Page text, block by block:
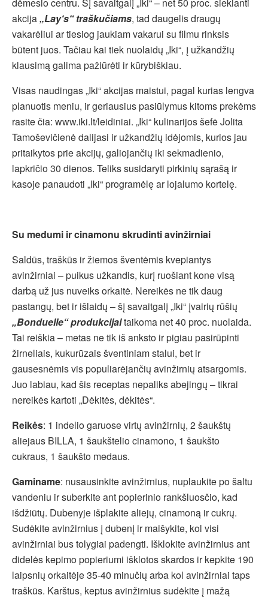
akcija„Lay‘s“ traškučiams, tad daugelis draugų
vakarėliui ar tiesiog jaukiam vakarui su filmu rinksis
būtent juos. Tačiau kai tiek nuolaidų „Iki“, į užkandžių
klausimą galima pažiūrėti ir kūrybiškiau.
Visas naudingas „Iki“ akcijas maistui, pagal kurias lengva
planuotis meniu, ir geriausius pasiūlymus kitoms prekėms
rasite čia: www.iki.lt/leidiniai. „Iki“ kulinarijos šefė Jolita
Tamoševičienė dalijasi ir užkandžių idėjomis, kurios jau
pritaikytos prie akcijų, galiojančių iki sekmadienio,
lapkričio 30 dienos. Teliks susidaryti pirkinių sąrašą ir
kasoje panaudoti „Iki“ programėlę ar lojalumo kortelę.
Su medumi ir cinamonu skrudinti avinžirniai
Saldūs, traškūs ir žiemos šventėmis kvepiantys
avinžirniai – puikus užkandis, kurį ruošiant kone visą
darbą už jus nuveiks orkaitė. Nereikės ne tik daug
pastangų, bet ir išlaidų – šį savaitgalį „Iki“ įvairių rūšių
„Bonduelle“ produkcijaitaikoma net 40 proc. nuolaida.
Tai reiškia – metas ne tik iš anksto ir pigiau pasirūpinti
žirneliais, kukurūzais šventiniam stalui, bet ir
gausesnėmis vis populiarėjančių avinžirnių atsargomis.
Juo labiau, kad šis receptas nepaliks abejingų – tikrai
nereikės kartoti „Dėkitės, dėkitės“.
Reikės: 1 indelio garuose virtų avinžirnių, 2 šaukštų
aliejaus BILLA, 1 šaukštelio cinamono, 1 šaukšto
cukraus, 1 šaukšto medaus.
Gaminame: nusausinkite avinžirnius, nuplaukite po šaltu
vandeniu ir suberkite ant popierinio rankšluosčio, kad
išdžiūtų. Dubenyje išplakite aliejų, cinamoną ir cukrų.
Sudėkite avinžirnius į dubenį ir maišykite, kol visi
avinžirniai bus tolygiai padengti. Išklokite avinžirnius ant
didelės kepimo popieriumi išklotos skardos ir kepkite 190
laipsnių orkaitėje 35-40 minučių arba kol avinžirniai taps
traškūs. Karštus, keptus avinžirnius sudėkite į mažą